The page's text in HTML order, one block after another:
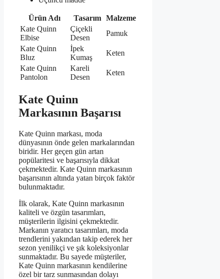
Ürün Adı Tasarım
Malzeme
Kate Quinn
Elbise
Çiçekli
Desen
Pamuk
Kate Quinn
Bluz
İpek
Kumaş
Keten
Kate Quinn
Pantolon
Kareli
Desen
Keten
Kate Quinn
Markasının Başarısı
Kate Quinn markası, moda
dünyasının önde gelen markalarından
biridir. Her geçen gün artan
popülaritesi ve başarısıyla dikkat
çekmektedir. Kate Quinn markasının
başarısının altında yatan birçok faktör
bulunmaktadır.
İlk olarak, Kate Quinn markasının
kaliteli ve özgün tasarımları,
müşterilerin ilgisini çekmektedir.
Markanın yaratıcı tasarımları, moda
trendlerini yakından takip ederek her
sezon yenilikçi ve şık koleksiyonlar
sunmaktadır. Bu sayede müşteriler,
Kate Quinn markasının kendilerine
özel bir tarz sunmasından dolayı